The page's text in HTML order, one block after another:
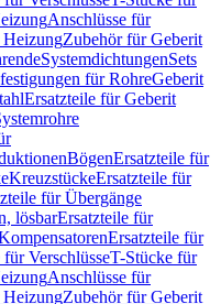
Anschlüsse für
HeizungZubehör für Geberit
SystemdichtungenSets
für RohreGeberit
Ersatzteile für Geberit
BögenErsatzteile für
KreuzstückeErsatzteile für
für Übergänge
lösbarErsatzteile für
Ersatzteile für
VerschlüsseT-Stücke für
Anschlüsse für
HeizungZubehör für Geberit